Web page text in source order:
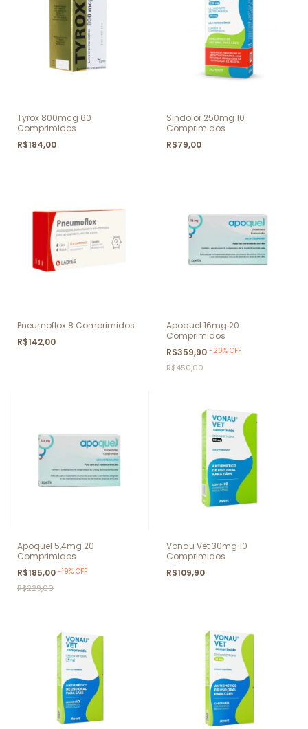
Tyrox 800mcg 60
Comprimidos
R$184,00
Sindolor 250mg 10
Comprimidos
R$79,00
Pneumoflox 8 Comprimidos
R$142,00
Apoquel 16mg 20
Comprimidos
R$359,90 -20% OFF
R$450,00
Apoquel 5,4mg 20
Comprimidos
R$185,00 -19% OFF
R$229,00
Vonau Vet 30mg 10
Comprimidos
R$109,90